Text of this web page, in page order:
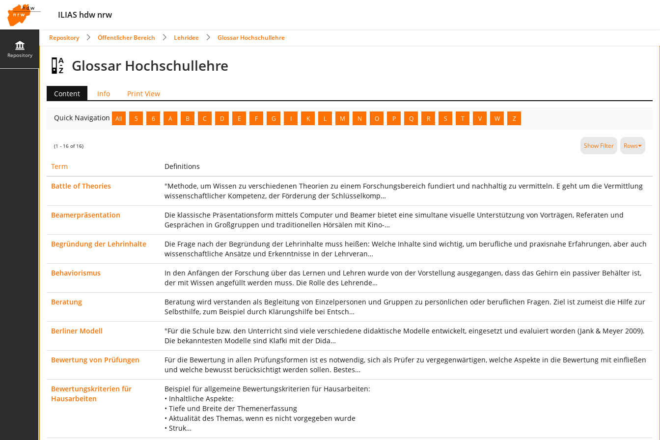
ILIAS hdw nrw
Repository
Repository Öffentlicher Bereich Lehridee Glossar Hochschullehre
Glossar Hochschullehre
Content Info Print View
Quick Navigation All 5 6 A B C D E F G I K L M N O P Q R S T V W Z
(1 - 16 of 16) Show Filter Rows
Term Definitions
Battle of Theories
"Methode, um Wissen zu verschiedenen Theorien zu einem Forschungsbereich fundiert und nachhaltig zu vermitteln. E geht um die Vermittlung
wissenschaftlicher Kompetenz, der Förderung der Schlüsselkomp…
Beamerpräsentation
Die klassische Präsentationsform mittels Computer und Beamer bietet eine simultane visuelle Unterstützung von Vorträgen, Referaten und
Gesprächen in Großgruppen und traditionellen Hörsälen mit Kino-…
Begründung der Lehrinhalte
Die Frage nach der Begründung der Lehrinhalte muss heißen: Welche Inhalte sind wichtig, um berufliche und praxisnahe Erfahrungen, aber auch
wissenschaftliche Ansätze und Erkenntnisse in der Lehrveran…
Behaviorismus
In den Anfängen der Forschung über das Lernen und Lehren wurde von der Vorstellung ausgegangen, dass das Gehirn ein passiver Behälter ist,
der mit Wissen angefüllt werden muss. Die Rolle des Lehrende…
Beratung
Beratung wird verstanden als Begleitung von Einzelpersonen und Gruppen zu persönlichen oder beruflichen Fragen. Ziel ist zumeist die Hilfe zur
Selbsthilfe, zum Beispiel durch Klärungshilfe bei Entsch…
Berliner Modell
"Für die Schule bzw. den Unterricht sind viele verschiedene didaktische Modelle entwickelt, eingesetzt und evaluiert worden (Jank & Meyer 2009).
Die bekanntesten Modelle sind Klafki mit der Dida…
Bewertung von Prüfungen
Für die Bewertung in allen Prüfungsformen ist es notwendig, sich als Prüfer zu vergegenwärtigen, welche Aspekte in die Bewertung mit einfließen
und welche bewusst berücksichtigt werden sollen. Bestes…
Bewertungskriterien für
Hausarbeiten
Beispiel für allgemeine Bewertungskriterien für Hausarbeiten:
• Inhaltliche Aspekte:
• Tiefe und Breite der Themenerfassung
• Aktualität des Themas, wenn es nicht vorgegeben wurde
• Struk…